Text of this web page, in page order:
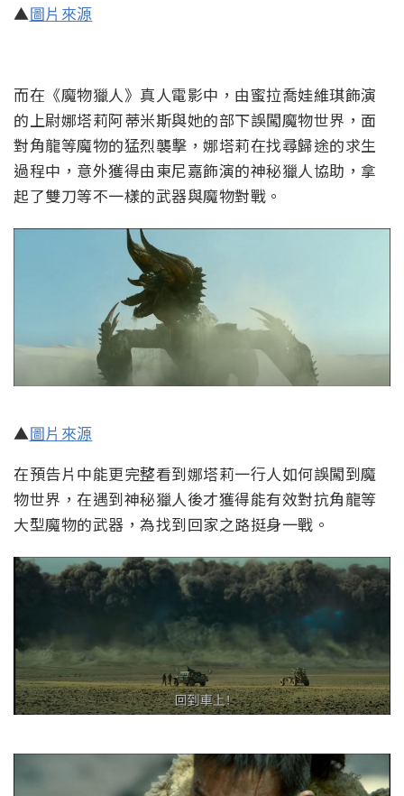
▲圖片來源
而在《魔物獵人》真人電影中，由蜜拉喬娃維琪飾演
的上尉娜塔莉阿蒂米斯與她的部下誤闖魔物世界，面
對角龍等魔物的猛烈襲擊，娜塔莉在找尋歸途的求生
過程中，意外獲得由東尼嘉飾演的神秘獵人協助，拿
起了雙刀等不一樣的武器與魔物對戰。
▲圖片來源
在預告片中能更完整看到娜塔莉一行人如何誤闖到魔
物世界，在遇到神秘獵人後才獲得能有效對抗角龍等
大型魔物的武器，為找到回家之路挺身一戰。